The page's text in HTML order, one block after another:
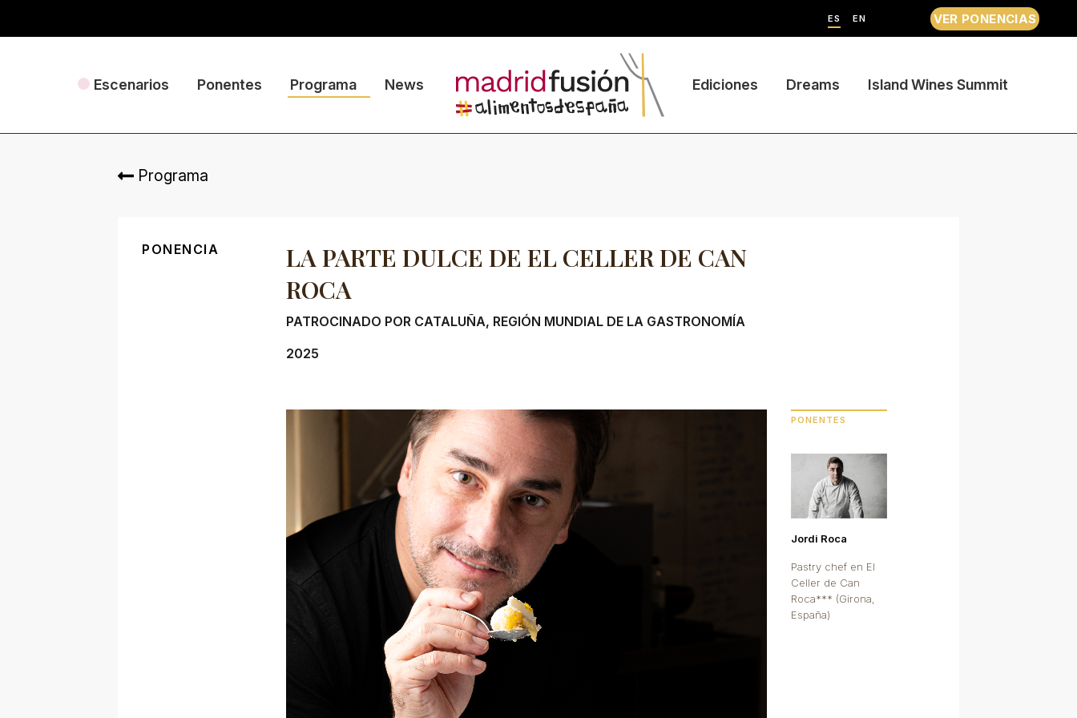
ES EN VER PONENCIAS
Escenarios Ponentes Programa News Ediciones Dreams Island Wines Summit
Programa
PONENCIA
LA PARTE DULCE DE EL CELLER DE CAN
ROCA
PATROCINADO POR CATALUÑA, REGIÓN MUNDIAL DE LA GASTRONOMÍA
2025
PONENTES
Jordi Roca
Pastry chef en El
Celler de Can
Roca*** (Girona,
España)